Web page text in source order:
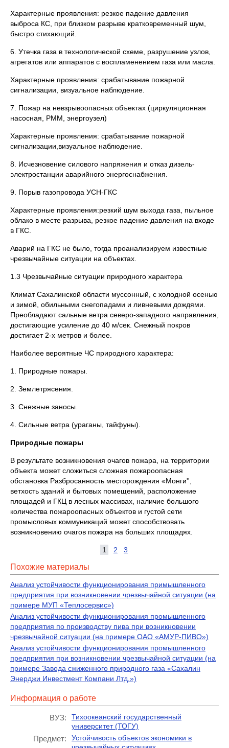
Характерные проявления: резкое падение давления
выброса КС, при близком разрыве кратковременный шум,
быстро стихающий.
6. Утечка газа в технологической схеме, разрушение узлов,
агрегатов или аппаратов с воспламенением газа или масла.
Характерные проявления: срабатывание пожарной
сигнализации, визуальное наблюдение.
7. Пожар на невзрывоопасных объектах (циркуляционная
насосная, РММ, энергоузел)
Характерные проявления: срабатывание пожарной
сигнализации,визуальное наблюдение.
8. Исчезновение силового напряжения и отказ дизель-
электростанции аварийного энергоснабжения.
9. Порыв газопровода УСН-ГКС
Характерные проявления:резкий шум выхода газа, пыльное
облако в месте разрыва, резкое падение давления на входе
в ГКС.
Аварий на ГКС не было, тогда проанализируем известные
чрезвычайные ситуации на объектах.
1.3 Чрезвычайные ситуации природного характера
Климат Сахалинской области муссонный, с холодной осенью
и зимой, обильными снегопадами и ливневыми дождями.
Преобладают сальные ветра северо-западного направления,
достигающие усиление до 40 м/сек. Снежный покров
достигает 2-х метров и более.
Наиболее вероятные ЧС природного характера:
1. Природные пожары.
2. Землетрясения.
3. Снежные заносы.
4. Сильные ветра (ураганы, тайфуны).
Природные пожары
В результате возникновения очагов пожара, на территории
объекта может сложиться сложная пожароопасная
обстановка Разбросанность месторождения «Монги'',
ветхость зданий и бытовых помещений, расположение
площадей и ГКЦ в лесных массивах, наличие большого
количества пожароопасных объектов и густой сети
промысловых коммуникаций может способствовать
возникновению очагов пожара на больших площадях.
1 2 3
Похожие материалы
Анализ устойчивости функционирования примышленного
предприятия при возникновении чрезвычайной ситуации (на
примере МУП «Теплосервис»)
Анализ устойчивости функционирования промышленного
предприятия по производству пива при возникновении
чрезвычайной ситуации (на примере ОАО «АМУР-ПИВО»)
Анализ устойчивости функционирования промышленного
предприятия при возникновении чрезвычайной ситуации (на
примере Завода сжиженного природного газа «Сахалин
Энерджи Инвестмент Компани Лтд.»)
Информация о работе
ВУЗ:
Тихоокеанский государственный
университет (ТОГУ)
Предмет:
Устойчивость объектов экономики в